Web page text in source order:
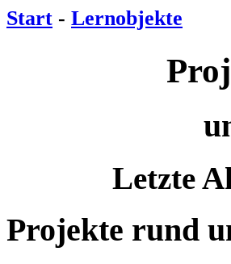
Start - Lernobjekte
Letzte
Projekte rund